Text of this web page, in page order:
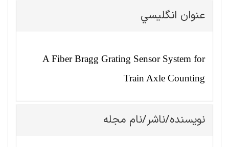
عنوان انگليسي
A Fiber Bragg Grating Sensor System for
Train Axle Counting
نویسنده/ناشر/نام مجله